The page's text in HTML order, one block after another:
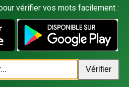
vérifier vos mots facilement :